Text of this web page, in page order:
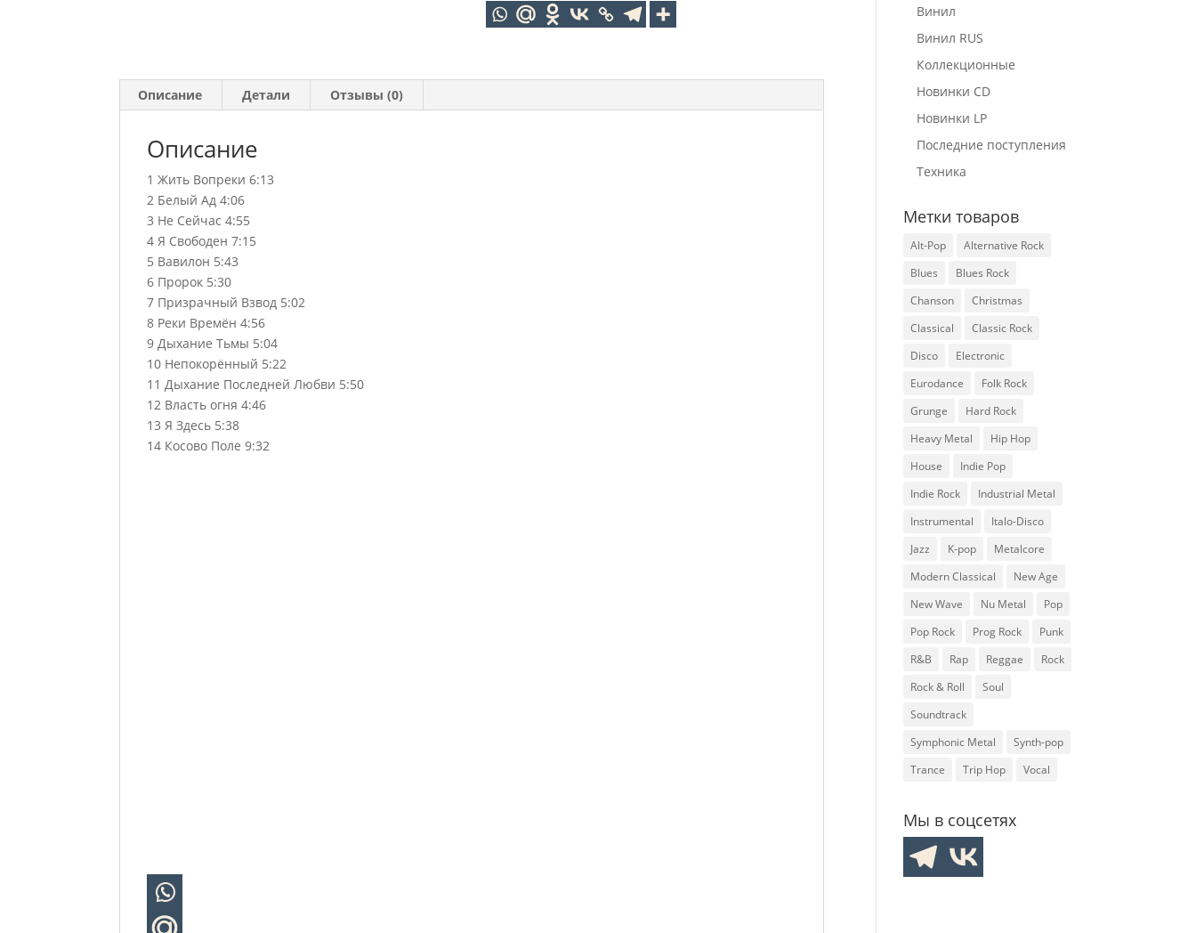
Описание Детали Отзывы (0)
Описание
1 Жить Вопреки 6:13
2 Белый Ад 4:06
3 Не Сейчас 4:55
4 Я Свободен 7:15
5 Вавилон 5:43
6 Пророк 5:30
7 Призрачный Взвод 5:02
8 Реки Времён 4:56
9 Дыхание Тьмы 5:04
10 Непокорённый 5:22
11 Дыхание Последней Любви 5:50
12 Власть огня 4:46
13 Я Здесь 5:38
14 Косово Поле 9:32
Винил
Винил RUS
Коллекционные
Новинки CD
Новинки LP
Последние поступления
Техника
Метки товаров
Alt-Pop
Alternative Rock
Blues
Blues Rock
Chanson
Christmas
Classical
Classic Rock
Disco
Electronic
Eurodance
Folk Rock
Grunge
Hard Rock
Heavy Metal
Hip Hop
House
Indie Pop
Indie Rock
Industrial Metal
Instrumental
Italo-Disco
Jazz
K-pop
Metalcore
Modern Classical
New Age
New Wave
Nu Metal
Pop
Pop Rock
Prog Rock
Punk
R&B
Rap Reggae
Rock
Rock & Roll
Soul
Soundtrack
Symphonic Metal
Synth-pop
Trance
Trip Hop Vocal
Мы в соцсетях